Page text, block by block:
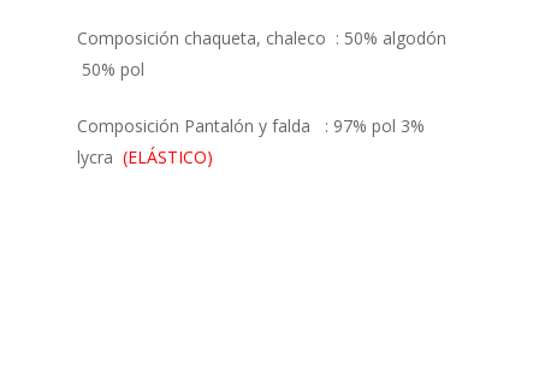
Composición chaqueta, chaleco : 50% algodón
50% pol
Composición Pantalón y falda : 97% pol 3%
lycra (ELÁSTICO)